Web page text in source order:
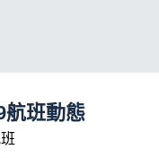
航班動態